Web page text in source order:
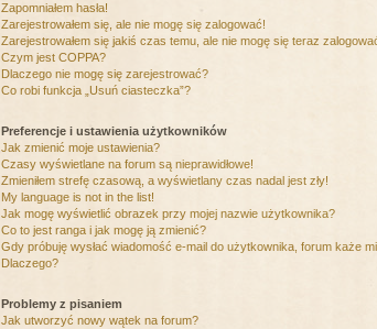
Zapomniałem hasła!
Zarejestrowałem się, ale nie mogę się zalogować!
Zarejestrowałem się jakiś czas temu, ale nie mogę się teraz
Czym jest COPPA?
Dlaczego nie mogę się zarejestrować?
Co robi funkcja „Usuń ciasteczka”?
Preferencje i ustawienia użytkowników
Jak zmienić moje ustawienia?
Czasy wyświetlane na forum są nieprawidłowe!
Zmieniłem strefę czasową, a wyświetlany czas nadal jest zły!
My language is not in the list!
Jak mogę wyświetlić obrazek przy mojej nazwie użytkownika?
Co to jest ranga i jak mogę ją zmienić?
Gdy próbuję wysłać wiadomość e-mail do użytkownika, forum każe
Dlaczego?
Problemy z pisaniem
Jak utworzyć nowy wątek na forum?